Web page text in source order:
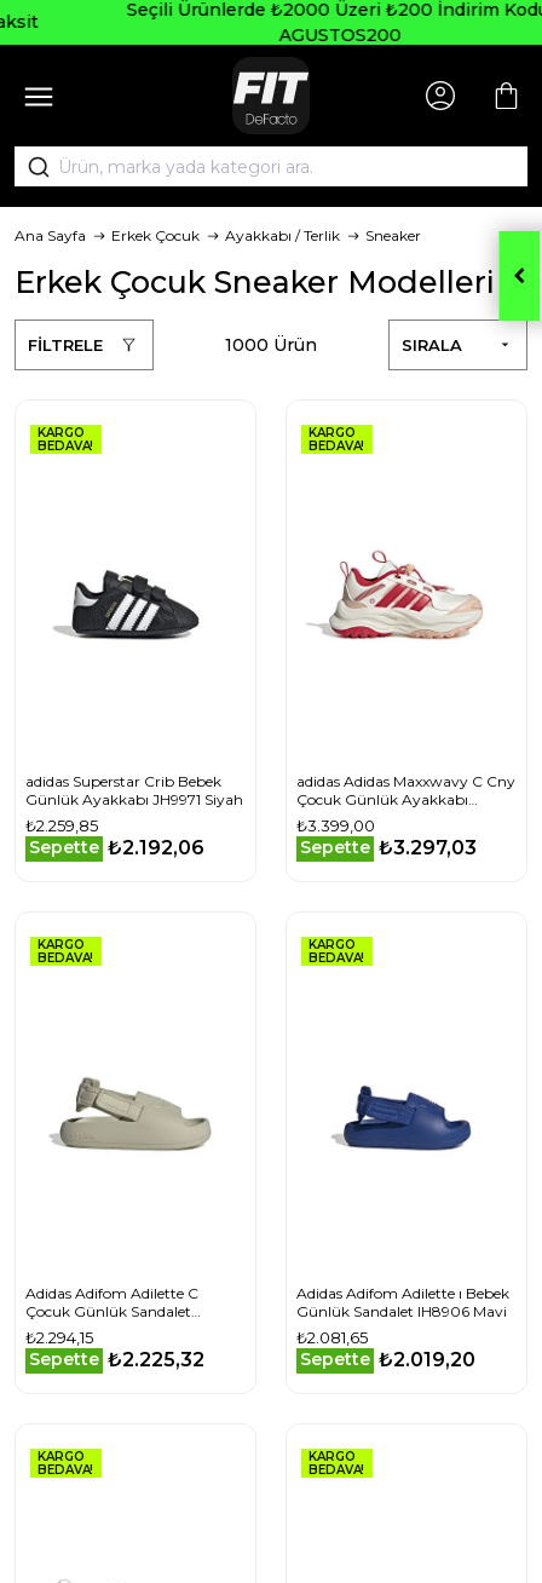
Seçili Ürünlerde ₺2000 Üzeri ₺200 İndirim Kodu:
AGUSTOS200
Ana Sayfa Erkek Çocuk Ayakkabı / Terlik Sneaker
Erkek Çocuk Sneaker Modelleri
FİLTRELE SIRALA
1000 Ürün
KARGO
BEDAVA!
adidas Superstar Crib Bebek
Günlük Ayakkabı JH9971 Siyah
₺2.259,85
Sepette ₺2.192,06
KARGO
BEDAVA!
adidas Adidas Maxxwavy C Cny
Çocuk Günlük Ayakkabı
JS3086 Beyaz
₺3.399,00
Sepette ₺3.297,03
KARGO
BEDAVA!
Adidas Adifom Adilette C
Çocuk Günlük Sandalet
IG8434 Gri
₺2.294,15
Sepette ₺2.225,32
KARGO
BEDAVA!
Adidas Adifom Adilette ı Bebek
Günlük Sandalet IH8906 Mavi
₺2.081,65
Sepette ₺2.019,20
KARGO
BEDAVA!
KARGO
BEDAVA!